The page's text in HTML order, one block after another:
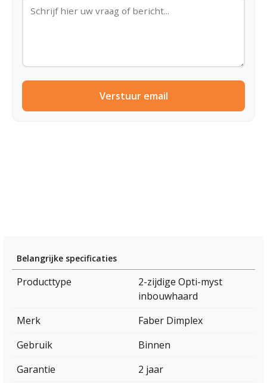
Verstuur email
Belangrijke specificaties
Producttype
2-zijdige Opti-myst
inbouwhaard
Merk
Faber Dimplex
Gebruik
Binnen
Garantie
2 jaar